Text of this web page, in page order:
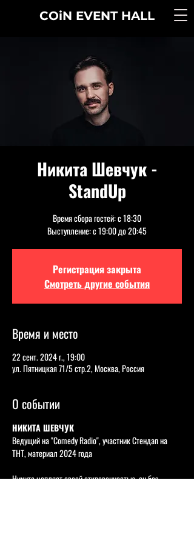
COiN EVENT HALL
Никита Шевчук -
StandUp
Время сбора гостей: с 18:30
Выступление: с 19:00 до 20:45
Регистрация закрыта
Смотреть другие события
Время и место
22 сент. 2024 г., 19:00
ул. Пятницкая 71/5 стр.2, Москва, Россия
О событии
НИКИТА ШЕВЧУК
Ведущий на "Comedy Radio", участник Стендап на
ТНТ, материал 2024 года
Никита цепляет своей откровенностью, он без